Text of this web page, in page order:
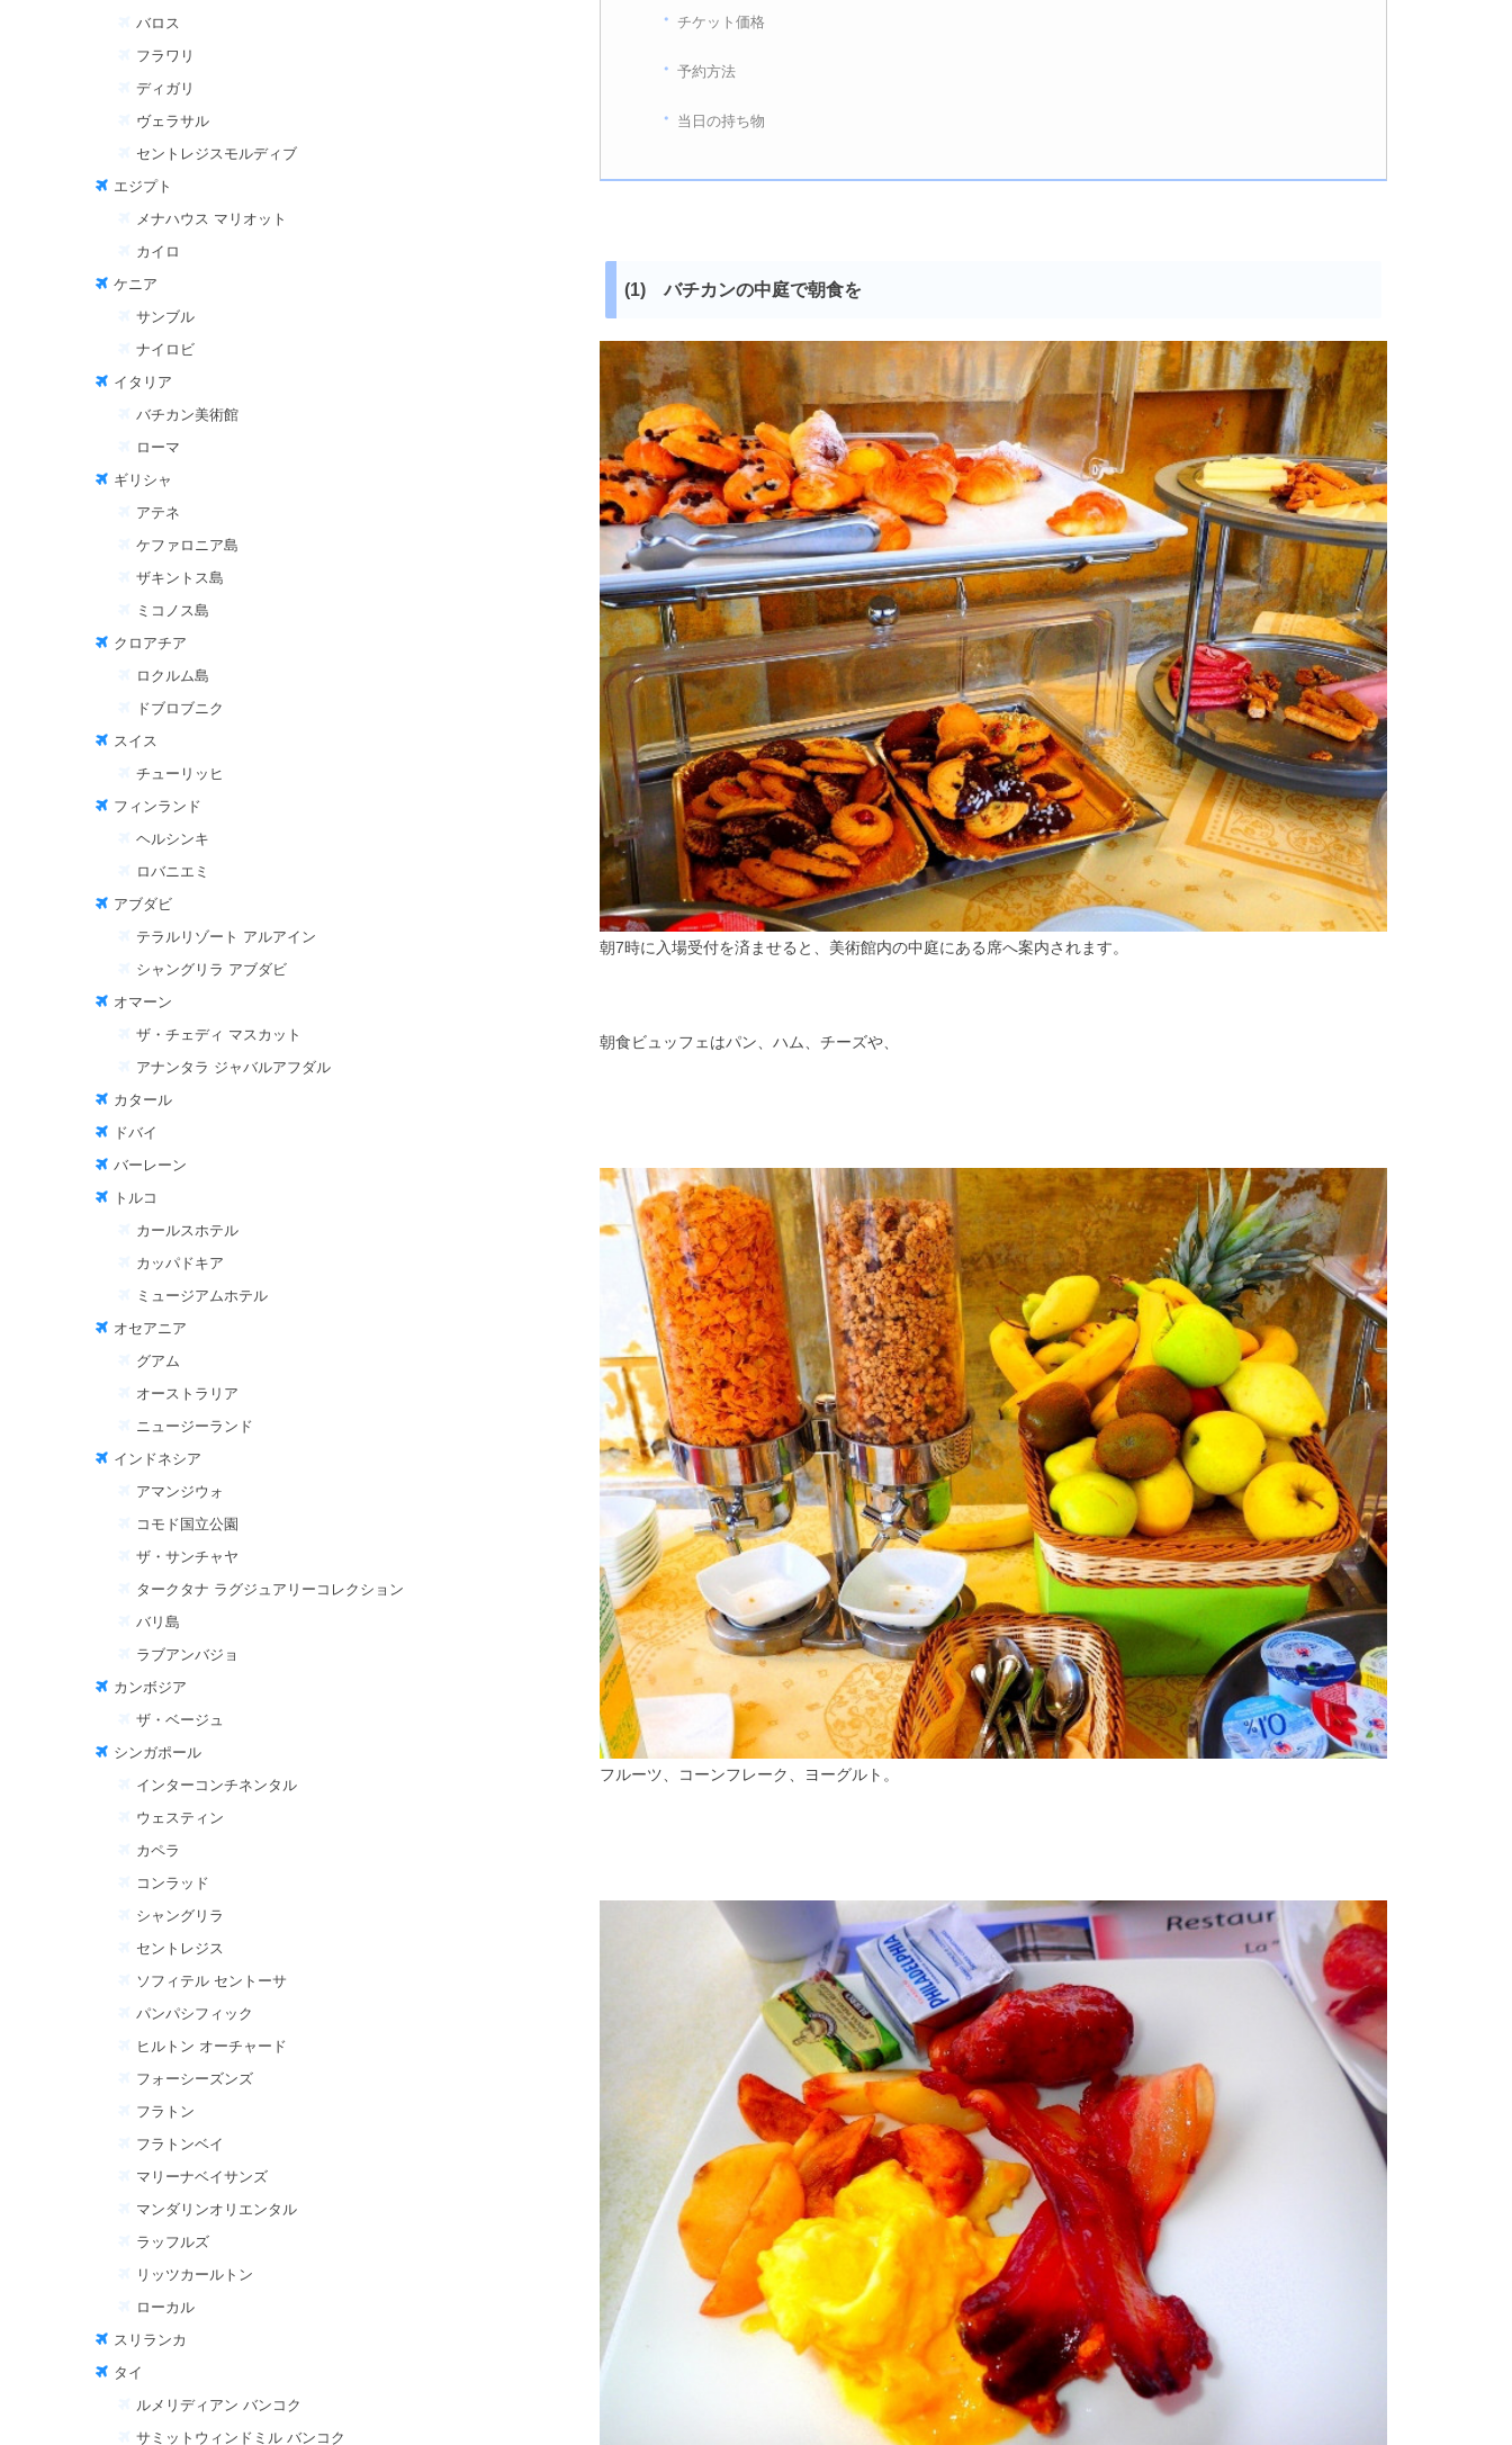
チケット価格
予約方法
当日の持ち物
(1) バチカンの中庭で朝食を
朝7時に入場受付を済ませると、美術館内の中庭にある席へ案内されます。
朝食ビュッフェはパン、ハム、チーズや、
フルーツ、コーンフレーク、ヨーグルト。
バロス
フラワリ
ディガリ
ヴェラサル
セントレジスモルディブ
エジプト
メナハウス マリオット
カイロ
ケニア
サンブル
ナイロビ
イタリア
バチカン美術館
ローマ
ギリシャ
アテネ
ケファロニア島
ザキントス島
ミコノス島
クロアチア
ロクルム島
ドブロブニク
スイス
チューリッヒ
フィンランド
ヘルシンキ
ロバニエミ
アブダビ
テラルリゾート アルアイン
シャングリラ アブダビ
オマーン
ザ・チェディ マスカット
アナンタラ ジャバルアフダル
カタール
ドバイ
バーレーン
トルコ
カールスホテル
カッパドキア
ミュージアムホテル
オセアニア
グアム
オーストラリア
ニュージーランド
インドネシア
アマンジウォ
コモド国立公園
ザ・サンチャヤ
タークタナ ラグジュアリーコレクション
バリ島
ラブアンバジョ
カンボジア
ザ・ベージュ
シンガポール
インターコンチネンタル
ウェスティン
カペラ
コンラッド
シャングリラ
セントレジス
ソフィテル セントーサ
パンパシフィック
ヒルトン オーチャード
フォーシーズンズ
フラトン
フラトンベイ
マリーナベイサンズ
マンダリンオリエンタル
ラッフルズ
リッツカールトン
ローカル
スリランカ
タイ
ルメリディアン バンコク
サミットウィンドミル バンコク